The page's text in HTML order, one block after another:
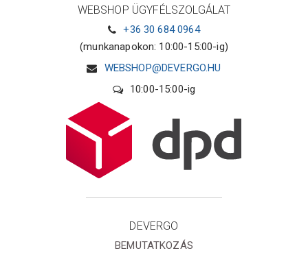
WEBSHOP ÜGYFÉLSZOLGÁLAT
+36 30 684 0964
(munkanapokon: 10:00-15:00-ig)
WEBSHOP@DEVERGO.HU
10:00-15:00-ig
DEVERGO
BEMUTATKOZÁS